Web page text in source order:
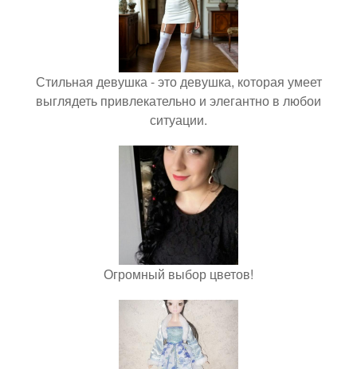
Стильная девушка - это девушка, которая умеет
выглядеть привлекательно и элегантно в любои
ситуации.
Огромный выбор цветов!